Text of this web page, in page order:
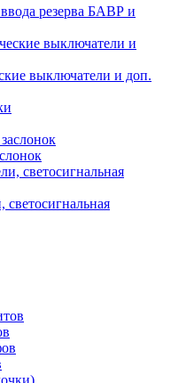
резерва БАВР и
выключатели и доп.